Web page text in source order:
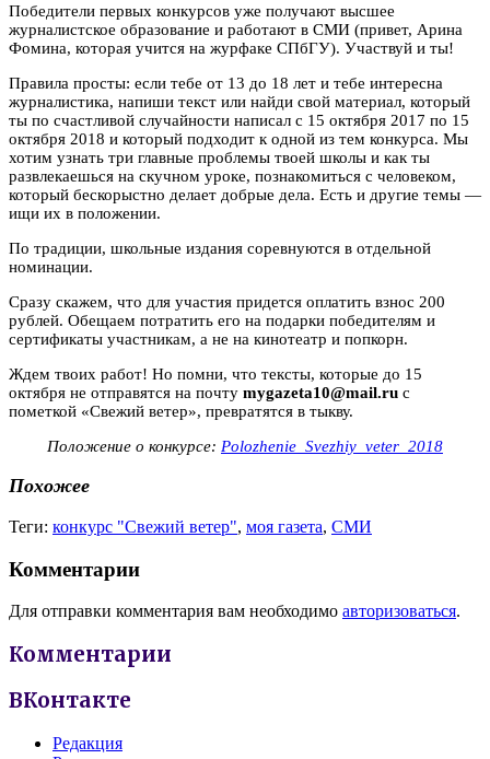
Победители первых конкурсов уже получают высшее
журналистское образование и работают в СМИ (привет, Арина
Фомина, которая учится на журфаке СПбГУ). Участвуй и ты!
Правила просты: если тебе от 13 до 18 лет и тебе интересна
журналистика, напиши текст или найди свой материал, который
ты по счастливой случайности написал с 15 октября 2017 по 15
октября 2018 и который подходит к одной из тем конкурса. Мы
хотим узнать три главные проблемы твоей школы и как ты
развлекаешься на скучном уроке, познакомиться с человеком,
который бескорыстно делает добрые дела. Есть и другие темы —
ищи их в положении.
По традиции, школьные издания соревнуются в отдельной
номинации.
Сразу скажем, что для участия придется оплатить взнос 200
рублей. Обещаем потратить его на подарки победителям и
сертификаты участникам, а не на кинотеатр и попкорн.
Ждем твоих работ! Но помни, что тексты, которые до 15
октября не отправятся на почту mygazeta10@mail.ru с
пометкой «Свежий ветер», превратятся в тыкву.
Положение о конкурсе: Polozhenie_Svezhiy_veter_2018
Похожее
Теги: конкурс "Свежий ветер", моя газета, СМИ
Комментарии
Для отправки комментария вам необходимо авторизоваться.
Комментарии
ВКонтакте
Редакция